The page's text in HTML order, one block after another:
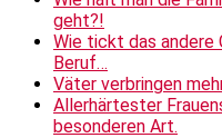
geht?!
Wie tickt das andere
Beruf…
Väter verbringen
Allerhärtester
besonderen Art.